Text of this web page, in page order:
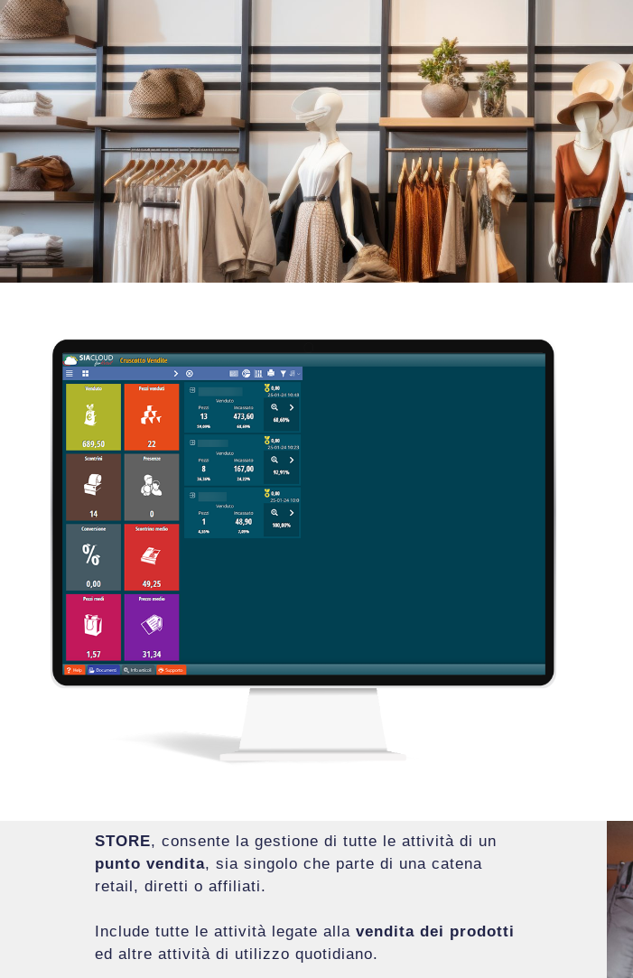
STORE, consente la gestione di tutte le attività di un
punto vendita, sia singolo che parte di una catena
retail, diretti o affiliati.
Include tutte le attività legate allavendita dei prodotti
ed altre attività di utilizzo quotidiano.